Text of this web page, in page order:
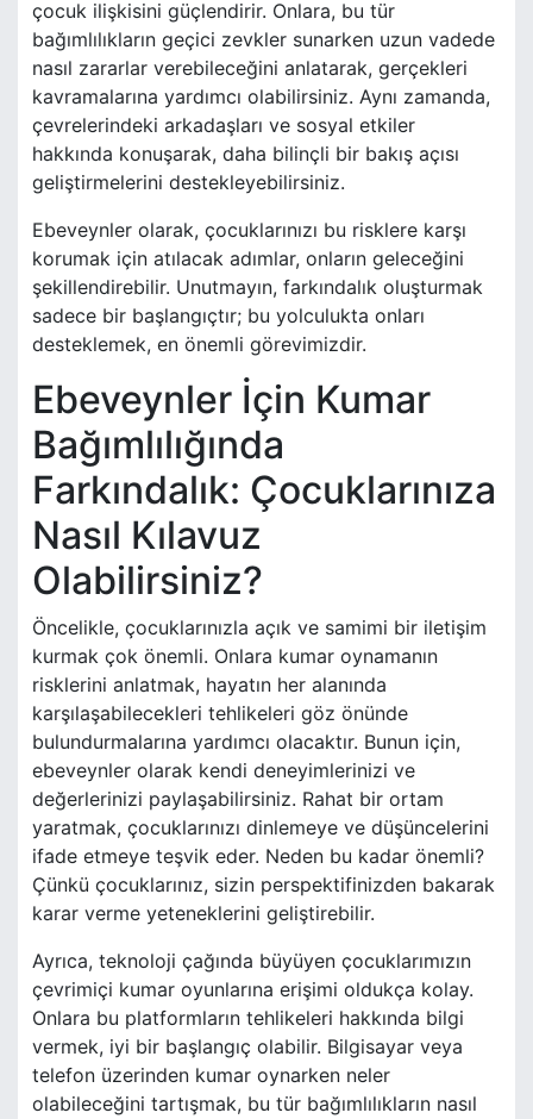
çocuk ilişkisini güçlendirir. Onlara, bu tür
bağımlılıkların geçici zevkler sunarken uzun vadede
nasıl zararlar verebileceğini anlatarak, gerçekleri
kavramalarına yardımcı olabilirsiniz. Aynı zamanda,
çevrelerindeki arkadaşları ve sosyal etkiler
hakkında konuşarak, daha bilinçli bir bakış açısı
geliştirmelerini destekleyebilirsiniz.
Ebeveynler olarak, çocuklarınızı bu risklere karşı
korumak için atılacak adımlar, onların geleceğini
şekillendirebilir. Unutmayın, farkındalık oluşturmak
sadece bir başlangıçtır; bu yolculukta onları
desteklemek, en önemli görevimizdir.
Ebeveynler İçin Kumar
Bağımlılığında
Farkındalık: Çocuklarınıza
Nasıl Kılavuz
Olabilirsiniz?
Öncelikle, çocuklarınızla açık ve samimi bir iletişim
kurmak çok önemli. Onlara kumar oynamanın
risklerini anlatmak, hayatın her alanında
karşılaşabilecekleri tehlikeleri göz önünde
bulundurmalarına yardımcı olacaktır. Bunun için,
ebeveynler olarak kendi deneyimlerinizi ve
değerlerinizi paylaşabilirsiniz. Rahat bir ortam
yaratmak, çocuklarınızı dinlemeye ve düşüncelerini
ifade etmeye teşvik eder. Neden bu kadar önemli?
Çünkü çocuklarınız, sizin perspektifinizden bakarak
karar verme yeteneklerini geliştirebilir.
Ayrıca, teknoloji çağında büyüyen çocuklarımızın
çevrimiçi kumar oyunlarına erişimi oldukça kolay.
Onlara bu platformların tehlikeleri hakkında bilgi
vermek, iyi bir başlangıç olabilir. Bilgisayar veya
telefon üzerinden kumar oynarken neler
olabileceğini tartışmak, bu tür bağımlılıkların nasıl